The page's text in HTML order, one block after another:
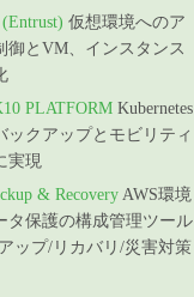
仮想環境へのア
御とVM、インスタンス
PLATFORM Kubernetes
ックアップとモビリティ
実現
& Recovery AWS環境
タ保護の構成管理ツール
ップ/リカバリ/災害対策